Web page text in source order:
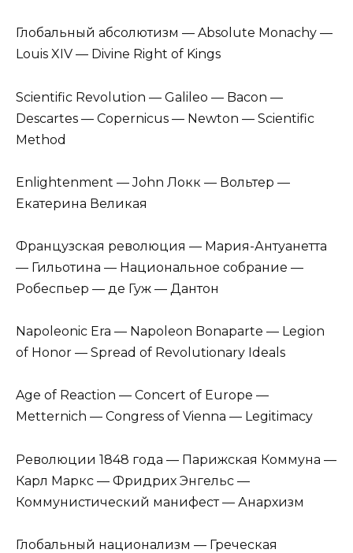
Глобальный абсолютизм — Absolute Monachy —
Louis XIV — Divine Right of Kings
Scientific Revolution — Galileo — Bacon —
Descartes — Copernicus — Newton — Scientific
Method
Enlightenment — John Локк — Вольтер —
Екатерина Великая
Французская революция — Мария-Антуанетта
— Гильотина — Национальное собрание —
Робеспьер — де Гуж — Дантон
Napoleonic Era — Napoleon Bonaparte — Legion
of Honor — Spread of Revolutionary Ideals
Age of Reaction — Concert of Europe —
Metternich — Congress of Vienna — Legitimacy
Революции 1848 года — Парижская Коммуна —
Карл Маркс — Фридрих Энгельс —
Коммунистический манифест — Анархизм
Глобальный национализм — Греческая